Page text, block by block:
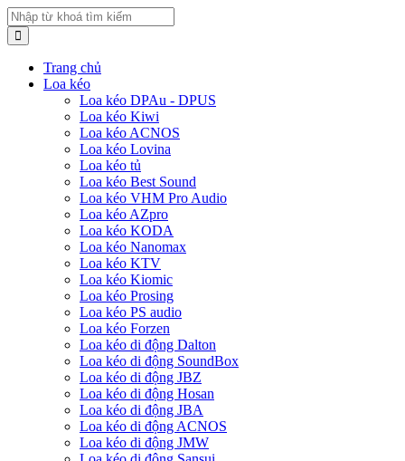
Trang chủ
Loa kéo
Loa kéo DPAu - DPUS
Loa kéo Kiwi
Loa kéo ACNOS
Loa kéo Lovina
Loa kéo tủ
Loa kéo Best Sound
Loa kéo VHM Pro Audio
Loa kéo AZpro
Loa kéo KODA
Loa kéo Nanomax
Loa kéo KTV
Loa kéo Kiomic
Loa kéo Prosing
Loa kéo PS audio
Loa kéo Forzen
Loa kéo di động Dalton
Loa kéo di động SoundBox
Loa kéo di động JBZ
Loa kéo di động Hosan
Loa kéo di động JBA
Loa kéo di động ACNOS
Loa kéo di động JMW